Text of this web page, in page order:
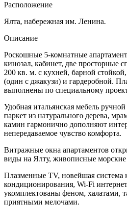
Расположение
Ялта, набережная им. Ленина.
Описание
Роскошные 5-комнатные
кинозал, кабинет, две просторные
200 кв. м. с кухней, барной
(один с джакузи) и гардеробной.
выполнены по специальному
Удобная итальянская мебель
паркет из натурального дерева,
камин гармонично дополняют
непередаваемое чувство комфорта.
Витражные окна апартаментов
виды на Ялту, живописные
Плазменные TV, новейшая система
кондиционирования, Wi-Fi
укомплектованы феном, халатами,
приятными мелочами.